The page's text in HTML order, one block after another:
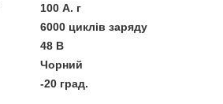
100 А. г
6000 циклів заряду
48 В
Чорний
-20 град.